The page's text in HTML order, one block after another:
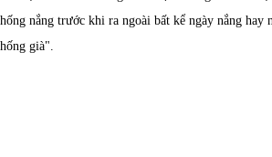
nắng trước khi ra ngoài bất kể ngày nắng hay
già".